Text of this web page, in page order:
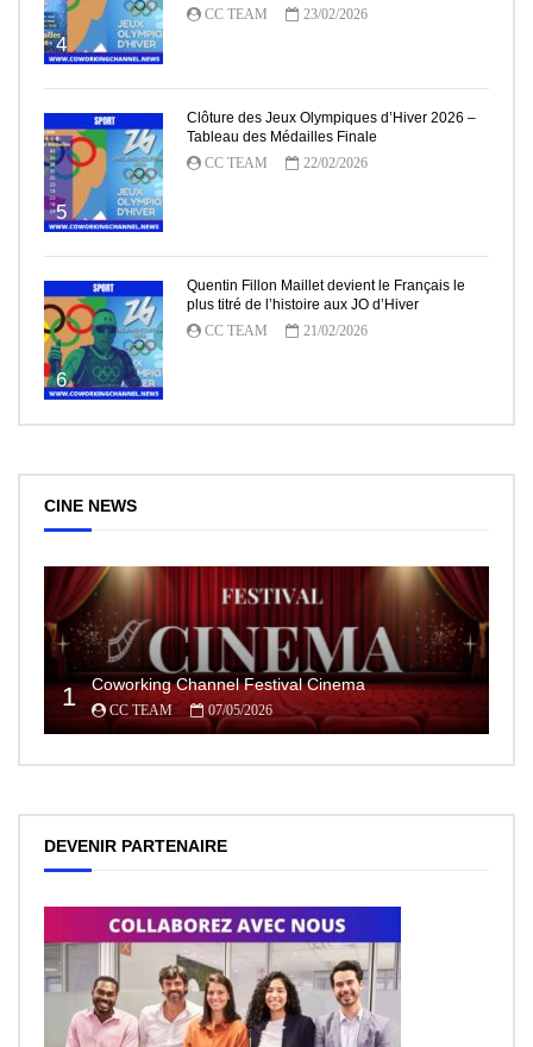
4
CC TEAM
23/02/2026
5
Clôture des Jeux Olympiques d’Hiver 2026 –
Tableau des Médailles Finale
CC TEAM
22/02/2026
6
Quentin Fillon Maillet devient le Français le
plus titré de l’histoire aux JO d’Hiver
CC TEAM
21/02/2026
CINE NEWS
1 Coworking Channel Festival Cinema
CC TEAM 07/05/2026
DEVENIR PARTENAIRE